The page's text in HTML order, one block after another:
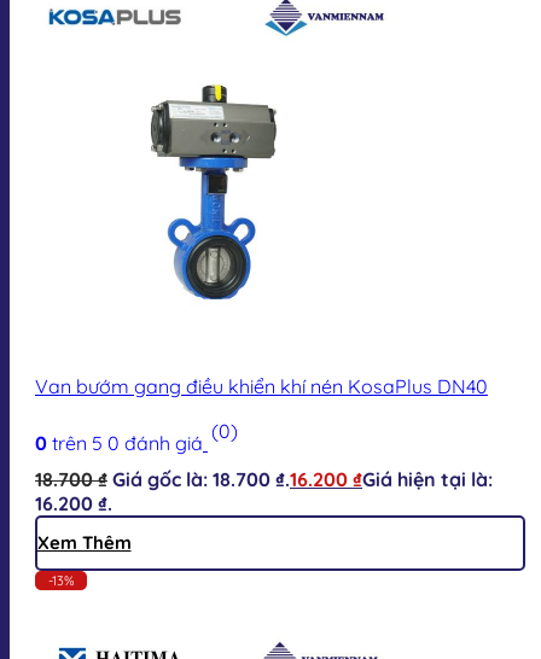
Van bướm gang điều khiển khí nén KosaPlus DN40
0 trên 5 0 đánh giá (0)
18.700₫ Giá gốc là: 18.700 ₫.16.200 ₫Giá hiện tại là:
16.200 ₫.
Xem Thêm
-13%